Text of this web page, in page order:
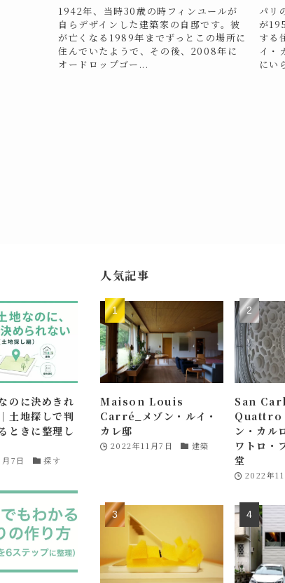
1942年、当時30歳の時フィンユールが
自らデザインした建築家の自邸です。彼
が亡くなる1989年までずっとこの場所に
住んでいたようで、その後、2008年に
オードロップゴー...
パリ
が
す
イ・
にい
のに決めきれ
土地探しで判
ときに整理し
7日 探す
人気記事
Maison Louis
Carré_メゾン・ルイ・
カレ邸
2022年11月7日 建築
San
Quattro
ン・カル
ワトロ・
堂
2022年